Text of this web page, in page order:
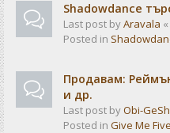
Shadowdance
Last post byAravala «
Posted in
Продавам:
и др.
Last post byObi-GeSh
Posted in Give Me Five